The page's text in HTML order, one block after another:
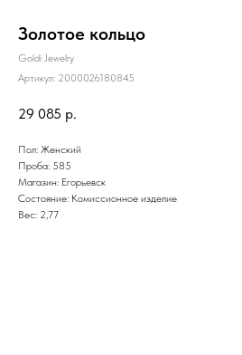
Золотое кольцо
Goldi Jewelry
Артикул: 2000026180845
29 085 р.
Пол: Женский
Проба: 585
Магазин: Егорьевск
Состояние: Комиссионное изделие
Вес: 2,77